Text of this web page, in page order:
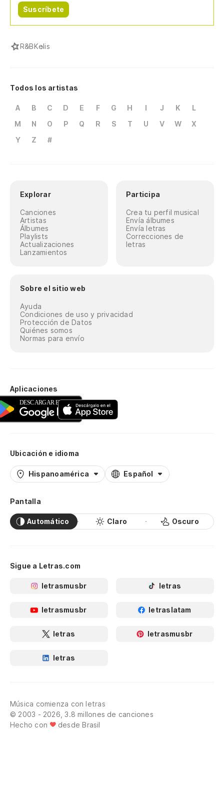
Suscríbete
R&BKelis
Todos los artistas
A B C D E F G H I J K
L
M
N O P Q R S T U V W
X
Y
Z #
Explorar
Canciones
Artistas
Álbumes
Playlists
Actualizaciones
Lanzamientos
Participa
Crea tu perfil musical
Envía álbumes
Envía letras
Correcciones de
letras
Sobre el sitio web
Ayuda
Condiciones de uso y privacidad
Protección de Datos
Quiénes somos
Normas para envío
Aplicaciones
Ubicación e idioma
Hispanoamérica Español
Pantalla
Automático Claro Oscuro
Sigue a Letras.com
letrasmusbr letras
letrasmusbr letraslatam
letras letrasmusbr
letras
Música comienza con letras
© 2003 - 2026, 3.8 millones de canciones
Hecho con
desde Brasil